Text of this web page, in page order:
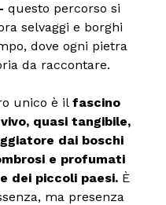
questo percorso si
selvaggi e borghi
dove ogni pietra
da raccontare.
unico è il fascino
quasi tangibile,
dai boschi
e profumati
dei piccoli paesi. È
ma presenza